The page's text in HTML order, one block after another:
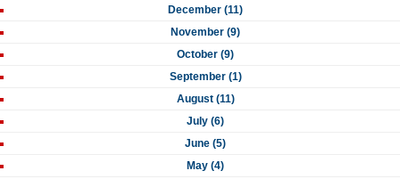
December (11)
November (9)
October (9)
September (1)
August (11)
July (6)
June (5)
May (4)